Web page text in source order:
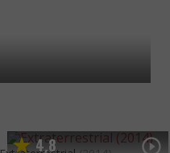
4,8